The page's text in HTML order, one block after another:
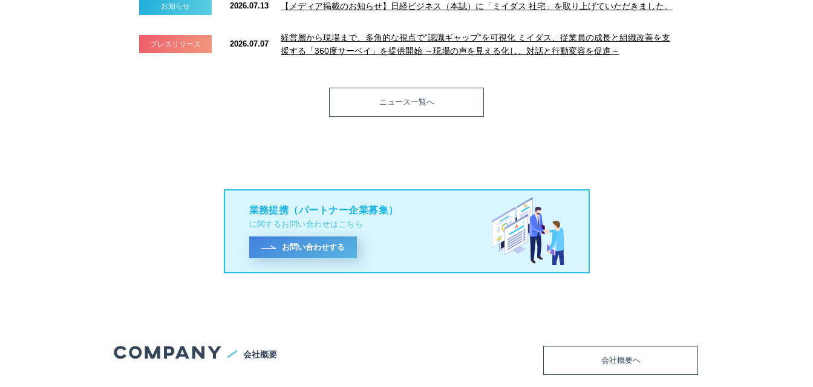
お知らせ 2026.07.13 【メディア掲載のお知らせ】日経ビジネス（本誌）に「ミイダス 社宅」を取り上げていただきました。
プレスリリース 2026.07.07
経営層から現場まで、多角的な視点で”認識ギャップ”を可視化 ミイダス、従業員の成長と組織改善を支
援する「360度サーベイ」を提供開始 ～現場の声を見える化し、対話と行動変容を促進～
ニュース一覧へ
業務提携（パートナー企業募集）
に関するお問い合わせはこちら
お問い合わせする
会社概要
会社概要へ